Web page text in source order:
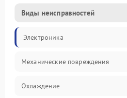
Виды неисправностей
Электроника
Механические повреждения
Охлаждение